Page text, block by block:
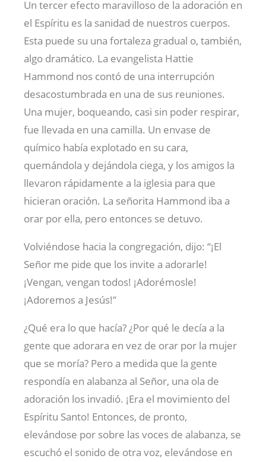
Un tercer efecto maravilloso de la adoración en
el Espíritu es la sanidad de nuestros cuerpos.
Esta puede su una fortaleza gradual o, también,
algo dramático. La evangelista Hattie
Hammond nos contó de una interrupción
desacostumbrada en una de sus reuniones.
Una mujer, boqueando, casi sin poder respirar,
fue llevada en una camilla. Un envase de
químico había explotado en su cara,
quemándola y dejándola ciega, y los amigos la
llevaron rápidamente a la iglesia para que
hicieran oración. La señorita Hammond iba a
orar por ella, pero entonces se detuvo.
Volviéndose hacia la congregación, dijo: “¡El
Señor me pide que los invite a adorarle!
¡Vengan, vengan todos! ¡Adorémosle!
¡Adoremos a Jesús!”
¿Qué era lo que hacía? ¿Por qué le decía a la
gente que adorara en vez de orar por la mujer
que se moría? Pero a medida que la gente
respondía en alabanza al Señor, una ola de
adoración los invadió. ¡Era el movimiento del
Espíritu Santo! Entonces, de pronto,
elevándose por sobre las voces de alabanza, se
escuchó el sonido de otra voz, elevándose en